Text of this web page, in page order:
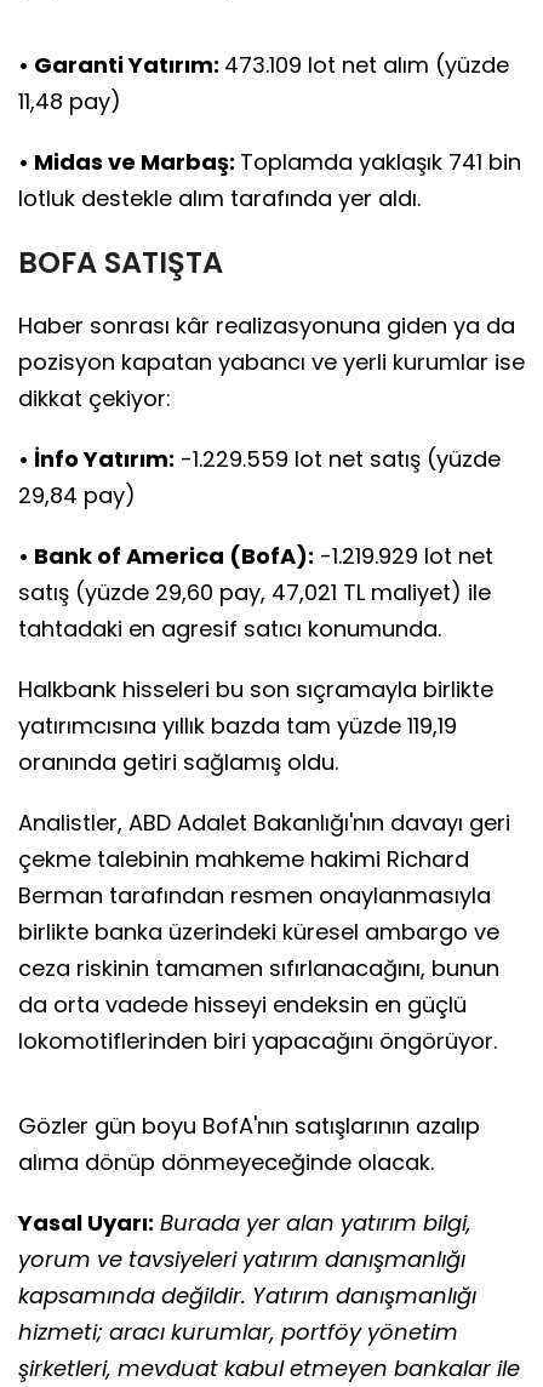
• Garanti Yatırım: 473.109 lot net alım (yüzde
11,48 pay)
• Midas ve Marbaş: Toplamda yaklaşık 741 bin
lotluk destekle alım tarafında yer aldı.
BOFA SATIŞTA
Haber sonrası kâr realizasyonuna giden ya da
pozisyon kapatan yabancı ve yerli kurumlar ise
dikkat çekiyor:
• İnfo Yatırım: -1.229.559 lot net satış (yüzde
29,84 pay)
• Bank of America (BofA): -1.219.929 lot net
satış (yüzde 29,60 pay, 47,021 TL maliyet) ile
tahtadaki en agresif satıcı konumunda.
Halkbank hisseleri bu son sıçramayla birlikte
yatırımcısına yıllık bazda tam yüzde 119,19
oranında getiri sağlamış oldu.
Analistler, ABD Adalet Bakanlığı'nın davayı geri
çekme talebinin mahkeme hakimi Richard
Berman tarafından resmen onaylanmasıyla
birlikte banka üzerindeki küresel ambargo ve
ceza riskinin tamamen sıfırlanacağını, bunun
da orta vadede hisseyi endeksin en güçlü
lokomotiflerinden biri yapacağını öngörüyor.
Gözler gün boyu BofA'nın satışlarının azalıp
alıma dönüp dönmeyeceğinde olacak.
Yasal Uyarı: Burada yer alan yatırım bilgi,
yorum ve tavsiyeleri yatırım danışmanlığı
kapsamında değildir. Yatırım danışmanlığı
hizmeti; aracı kurumlar, portföy yönetim
şirketleri, mevduat kabul etmeyen bankalar ile